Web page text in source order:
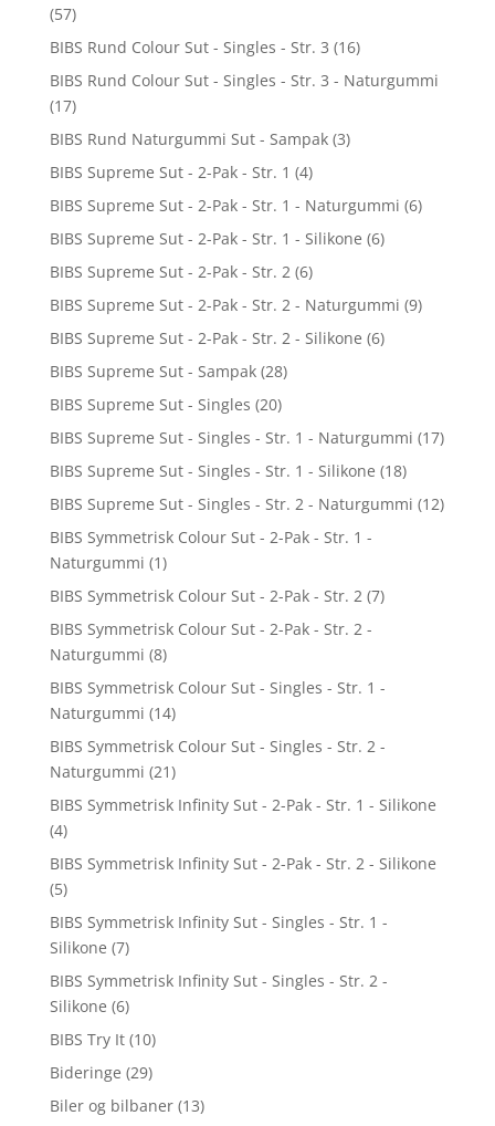
(57)
BIBS Rund Colour Sut - Singles - Str. 3 (16)
BIBS Rund Colour Sut - Singles - Str. 3 - Naturgummi
(17)
BIBS Rund Naturgummi Sut - Sampak (3)
BIBS Supreme Sut - 2-Pak - Str. 1 (4)
BIBS Supreme Sut - 2-Pak - Str. 1 - Naturgummi (6)
BIBS Supreme Sut - 2-Pak - Str. 1 - Silikone (6)
BIBS Supreme Sut - 2-Pak - Str. 2 (6)
BIBS Supreme Sut - 2-Pak - Str. 2 - Naturgummi (9)
BIBS Supreme Sut - 2-Pak - Str. 2 - Silikone (6)
BIBS Supreme Sut - Sampak (28)
BIBS Supreme Sut - Singles (20)
BIBS Supreme Sut - Singles - Str. 1 - Naturgummi (17)
BIBS Supreme Sut - Singles - Str. 1 - Silikone (18)
BIBS Supreme Sut - Singles - Str. 2 - Naturgummi (12)
BIBS Symmetrisk Colour Sut - 2-Pak - Str. 1 -
Naturgummi (1)
BIBS Symmetrisk Colour Sut - 2-Pak - Str. 2 (7)
BIBS Symmetrisk Colour Sut - 2-Pak - Str. 2 -
Naturgummi (8)
BIBS Symmetrisk Colour Sut - Singles - Str. 1 -
Naturgummi (14)
BIBS Symmetrisk Colour Sut - Singles - Str. 2 -
Naturgummi (21)
BIBS Symmetrisk Infinity Sut - 2-Pak - Str. 1 - Silikone
(4)
BIBS Symmetrisk Infinity Sut - 2-Pak - Str. 2 - Silikone
(5)
BIBS Symmetrisk Infinity Sut - Singles - Str. 1 -
Silikone (7)
BIBS Symmetrisk Infinity Sut - Singles - Str. 2 -
Silikone (6)
BIBS Try It (10)
Bideringe (29)
Biler og bilbaner (13)